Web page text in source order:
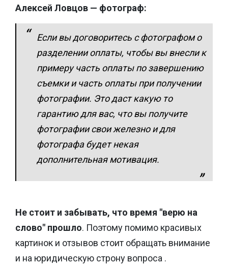
Алексей Ловцов — фотограф:
Если вы договоритесь с фотографом о
разделении оплаты, чтобы вы внесли к
примеру часть оплаты по завершению
съемки и часть оплаты при получении
фотографии. Это даст какую то
гарантию для вас, что вы получите
фотографии свои железно и для
фотографа будет некая
дополнительная мотивация.
Не стоит и забывать, что время "верю на
слово" прошло. Поэтому помимо красивых
картинок и отзывов стоит обращать внимание
и на юридическую строну вопроса .